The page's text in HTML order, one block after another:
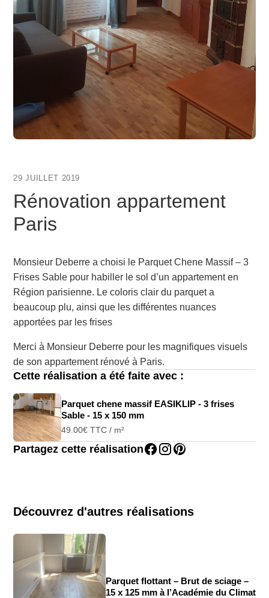
29 JUILLET 2019
Rénovation appartement
Paris
Monsieur Deberre a choisi le Parquet Chene Massif – 3
Frises Sable pour habiller le sol d’un appartement en
Région parisienne. Le coloris clair du parquet a
beaucoup plu, ainsi que les différentes nuances
apportées par les frises
Merci à Monsieur Deberre pour les magnifiques visuels
de son appartement rénové à Paris.
Cette réalisation a été faite avec :
Parquet chene massif EASIKLIP - 3 frises
Sable - 15 x 150 mm
49.00€ TTC / m²
Partagez cette réalisation
Découvrez d'autres réalisations
Parquet flottant – Brut de sciage –
15 x 125 mm à l’Académie du Climat